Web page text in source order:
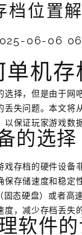
档位置
06-06
单机存
选择，但是由于网
丢失问题。本文将
保证玩家游戏数
的选择
戏存档的硬件设备
保存储速度和稳定
固态硬盘）或者高
，减少存档丢失
软件